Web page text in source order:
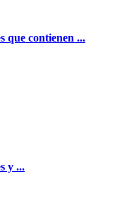
que contienen ...
y ...